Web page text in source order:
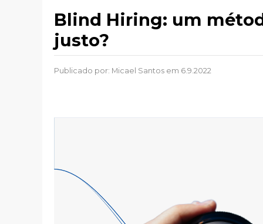
Blind Hiring: um
justo?
Publicado por: Micael Santos em 6.9.2022